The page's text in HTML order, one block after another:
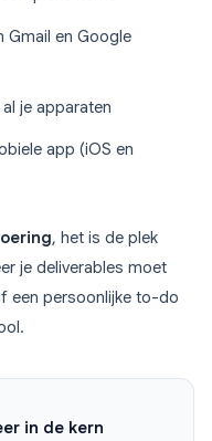
Gmail en Google
je apparaten
app (iOS en
, het is de plek
je deliverables moet
een persoonlijke to-do
in de kern